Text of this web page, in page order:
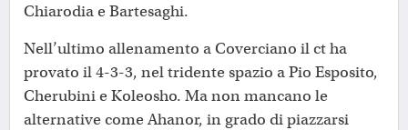
Chiarodia e Bartesaghi.
Nell’ultimo allenamento a Coverciano il ct ha
provato il 4-3-3, nel tridente spazio a Pio Esposito,
Cherubini e Koleosho. Ma non mancano le
alternative come Ahanor, in grado di piazzarsi